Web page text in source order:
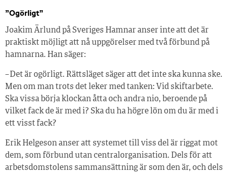
”Ogörligt”
Joakim Ärlund på Sveriges Hamnar anser inte att det är
praktiskt möjligt att nå uppgörelser med två förbund på
hamnarna. Han säger:
– Det är ogörligt. Rättsläget säger att det inte ska kunna ske.
Men om man trots det leker med tanken: Vid skiftarbete.
Ska vissa börja klockan åtta och andra nio, beroende på
vilket fack de är med i? Ska du ha högre lön om du är med i
ett visst fack?
Erik Helgeson anser att systemet till viss del är riggat mot
dem, som förbund utan centralorganisation. Dels för att
arbetsdomstolens sammansättning är som den är, och dels